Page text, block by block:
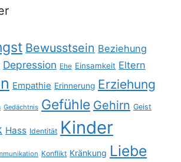
Bewusstsein Beziehung
Depression Ehe Einsamkeit Eltern
Empathie Erinnerung Erziehung
Gedächtnis Gefühle Gehirn Geist
Hass Identität Kinder
Konflikt Kränkung Liebe